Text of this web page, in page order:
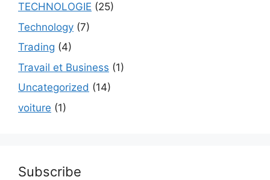
TECHNOLOGIE (25)
Technology (7)
Trading (4)
Travail et Business (1)
Uncategorized (14)
voiture (1)
Subscribe